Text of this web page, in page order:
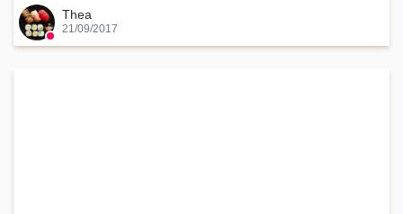
Thea
21/09/2017